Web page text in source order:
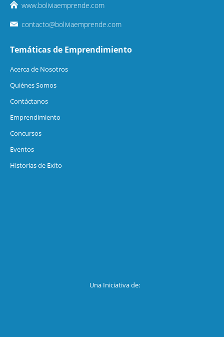
www.boliviaemprende.com
contacto@boliviaemprende.com
Temáticas de Emprendimiento
Acerca de Nosotros
Quiénes Somos
Contáctanos
Emprendimiento
Concursos
Eventos
Historias de Exíto
Una Iniciativa de: